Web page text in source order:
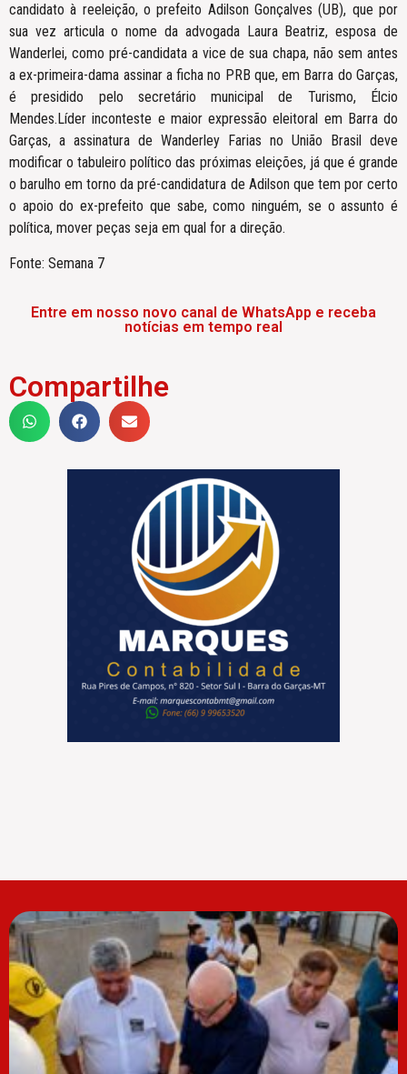
candidato à reeleição, o prefeito Adilson Gonçalves (UB), que por
sua vez articula o nome da advogada Laura Beatriz, esposa de
Wanderlei, como pré-candidata a vice de sua chapa, não sem antes
a ex-primeira-dama assinar a ficha no PRB que, em Barra do Garças,
é presidido pelo secretário municipal de Turismo, Élcio
Mendes.Líder inconteste e maior expressão eleitoral em Barra do
Garças, a assinatura de Wanderley Farias no União Brasil deve
modificar o tabuleiro político das próximas eleições, já que é grande
o barulho em torno da pré-candidatura de Adilson que tem por certo
o apoio do ex-prefeito que sabe, como ninguém, se o assunto é
política, mover peças seja em qual for a direção.
Fonte: Semana 7
Entre em nosso novo canal de WhatsApp e receba
notícias em tempo real
Compartilhe